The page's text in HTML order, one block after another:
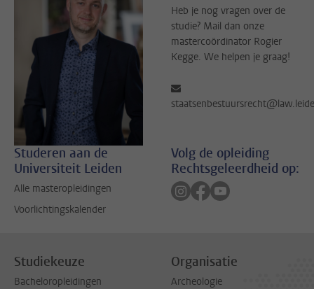
Heb je nog vragen over de
studie? Mail dan onze
mastercoördinator Rogier
Kegge. We helpen je graag!
Studeren aan de
Universiteit Leiden
Alle masteropleidingen
Voorlichtingskalender
Volg de opleiding
Rechtsgeleerdheid op:
Volg ons op instagram
Volg ons op facebook
Volg ons op
Studiekeuze
Bacheloropleidingen
Organisatie
Archeologie